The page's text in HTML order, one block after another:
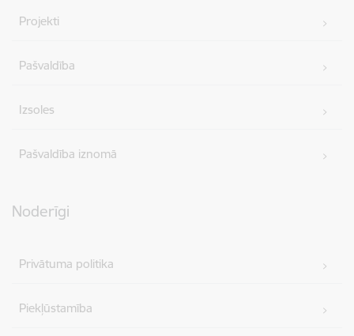
Projekti
Pašvaldība
Izsoles
Pašvaldība iznomā
Noderīgi
Privātuma politika
Piekļūstamība